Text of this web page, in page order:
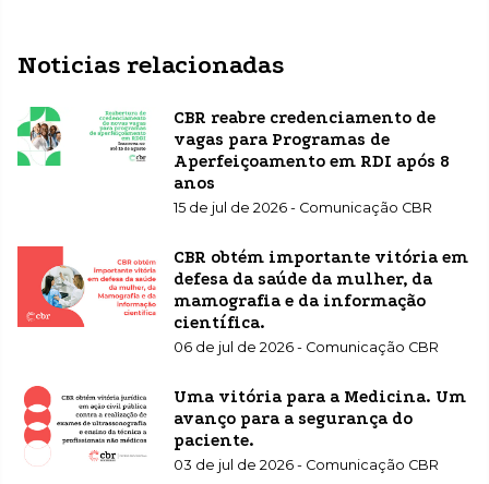
Noticias relacionadas
CBR reabre credenciamento de
vagas para Programas de
Aperfeiçoamento em RDI após 8
anos
15 de jul de 2026 - Comunicação CBR
CBR obtém importante vitória em
defesa da saúde da mulher, da
mamografia e da informação
científica.
06 de jul de 2026 - Comunicação CBR
Uma vitória para a Medicina. Um
avanço para a segurança do
paciente.
03 de jul de 2026 - Comunicação CBR